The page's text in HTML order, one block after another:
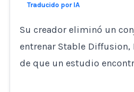
Traducido por IA
Su creador eliminó un
entrenar Stable Diffusion,
de que un estudio